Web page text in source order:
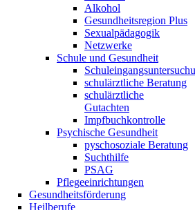
Alkohol
Gesundheitsregion Plus
Sexualpädagogik
Netzwerke
Schule und Gesundheit
schulärztliche Beratung
schulärztliche
Gutachten
Impfbuchkontrolle
Psychische Gesundheit
pyschosoziale Beratung
Suchthilfe
PSAG
Pflegeeinrichtungen
Gesundheitsförderung
Heilberufe